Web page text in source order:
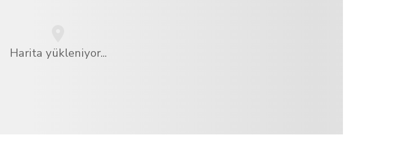
Harita yükleniyor...